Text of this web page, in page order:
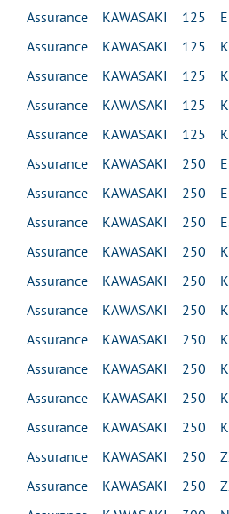
Assurance KAWASAKI 125
Assurance KAWASAKI 125
Assurance KAWASAKI 125
Assurance KAWASAKI 125
Assurance KAWASAKI 125
Assurance KAWASAKI 250
Assurance KAWASAKI 250
Assurance KAWASAKI 250
Assurance KAWASAKI 250
Assurance KAWASAKI 250
Assurance KAWASAKI 250
Assurance KAWASAKI 250
Assurance KAWASAKI 250
Assurance KAWASAKI 250
Assurance KAWASAKI 250
Assurance KAWASAKI 250
Assurance KAWASAKI 250